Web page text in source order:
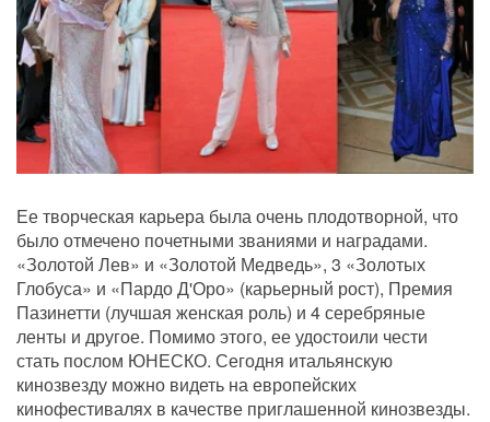
Ее творческая карьера была очень плодотворной, что
было отмечено почетными званиями и наградами.
«Золотой Лев» и «Золотой Медведь», 3 «Золотых
Глобуса» и «Пардо Д'Оро» (карьерный рост), Премия
Пазинетти (лучшая женская роль) и 4 серебряные
ленты и другое. Помимо этого, ее удостоили чести
стать послом ЮНЕСКО. Сегодня итальянскую
кинозвезду можно видеть на европейских
кинофестивалях в качестве приглашенной кинозвезды.